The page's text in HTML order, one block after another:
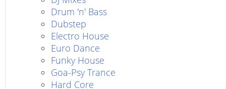
Drum 'n' Bass
Dubstep
Electro House
Euro Dance
Funky House
Goa-Psy Trance
Hard Core